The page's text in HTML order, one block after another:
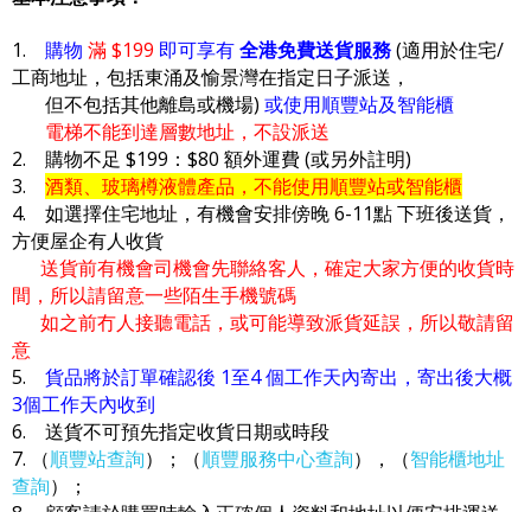
1. 購物 滿 $199 即可享有全港免費送貨服務(適用於住宅/
工商地址，包括東涌及愉景灣在指定日子派送，
但不包括其他離島或機場) 或使用順豐站及智能櫃
電梯不能到達層數地址，不設派送
2. 購物不足 $199：$80 額外運費 (或另外註明)
3. 酒類、玻璃樽液體產品，不能使用順豐站或智能櫃
4. 如選擇住宅地址，有機會安排傍晚 6-11點 下班後送貨，
方便屋企有人收貨
送貨前有機會司機會先聯絡客人，確定大家方便的收貨時
間，所以請留意一些陌生手機號碼
如之前冇人接聽電話，或可能導致派貨延誤，所以敬請留
意
5. 貨品將於訂單確認後 1至4 個工作天內寄出，寄出後大概
3個工作天內收到
6. 送貨不可預先指定收貨日期或時段
7. （順豐站查詢）；（順豐服務中心查詢），（智能櫃地址
查詢）；